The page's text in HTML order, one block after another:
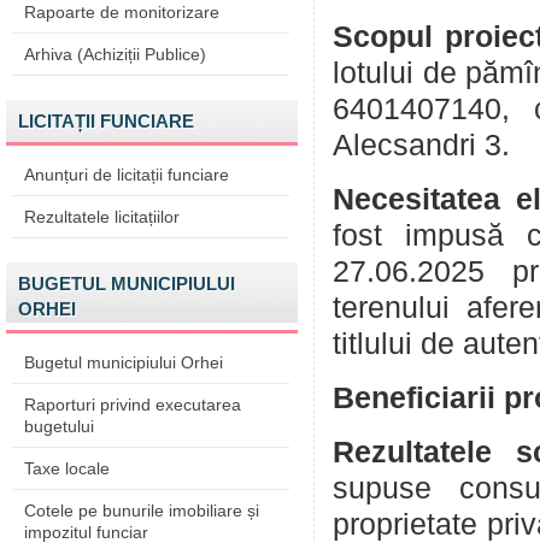
Rapoarte de monitorizare
Arhiva (Achiziții Publice)
LICITAȚII FUNCIARE
Anunțuri de licitații funciare
Rezultatele licitațiilor
BUGETUL MUNICIPIULUI
ORHEI
Bugetul municipiului Orhei
Raporturi privind executarea
bugetului
Taxe locale
Cotele pe bunurile imobiliare și
impozitul funciar
Scopul
lotului de
Alecsandri 3.
Necesitatea
fost impusă
27.06.2025
terenului
titlului de
Beneficiarii
Rezultatele
supuse
proprietate